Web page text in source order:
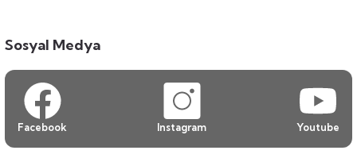
Sosyal Medya
Facebook Instagram Youtube